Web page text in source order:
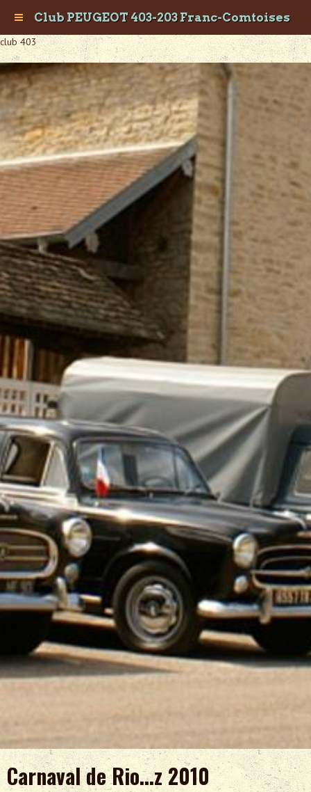
club 403
Club PEUGEOT 403-203 Franc-Comtoises
Carnaval de Rio...z 2010